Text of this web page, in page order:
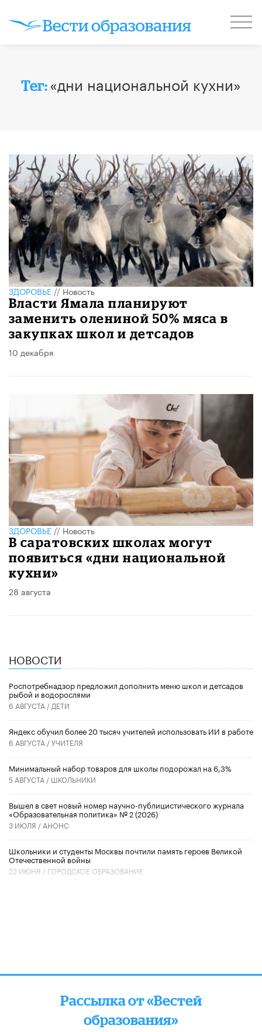
Тег:«дни национальной кухни»
ЗДОРОВЬЕ//Новость
Власти Ямала планируют
заменить олениной 50% мяса в
закупках школ и детсадов
10 декабря
ЗДОРОВЬЕ//Новость
В саратовских школах могут
появиться «дни национальной
кухни»
28 августа
НОВОСТИ
Роспотребнадзор предложил дополнить меню школ и детсадов
рыбой и водорослями
6 АВГУСТА / ДЕТИ
​Яндекс обучил более 20 тысяч учителей использовать ИИ в работе
6 АВГУСТА /УЧИТЕЛЯ
Минимальный набор товаров для школы подорожал на 6,3%
5 АВГУСТА / ШКОЛЬНИКИ
Вышел в свет новый номер научно-публицистического журнала
«Образовательная политика» № 2 (2026)
3 ИЮЛЯ / АНОНС
Школьники и студенты Москвы почтили память героев Великой
Отечественной войны
22 ИЮНЯ / ГОРОДСКОЕ ОБРАЗОВАНИЕ
Рассылка от «Вестей
образования»